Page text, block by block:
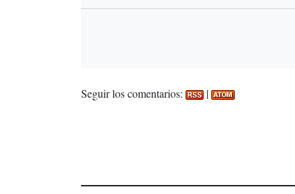
Seguir los comentarios: |